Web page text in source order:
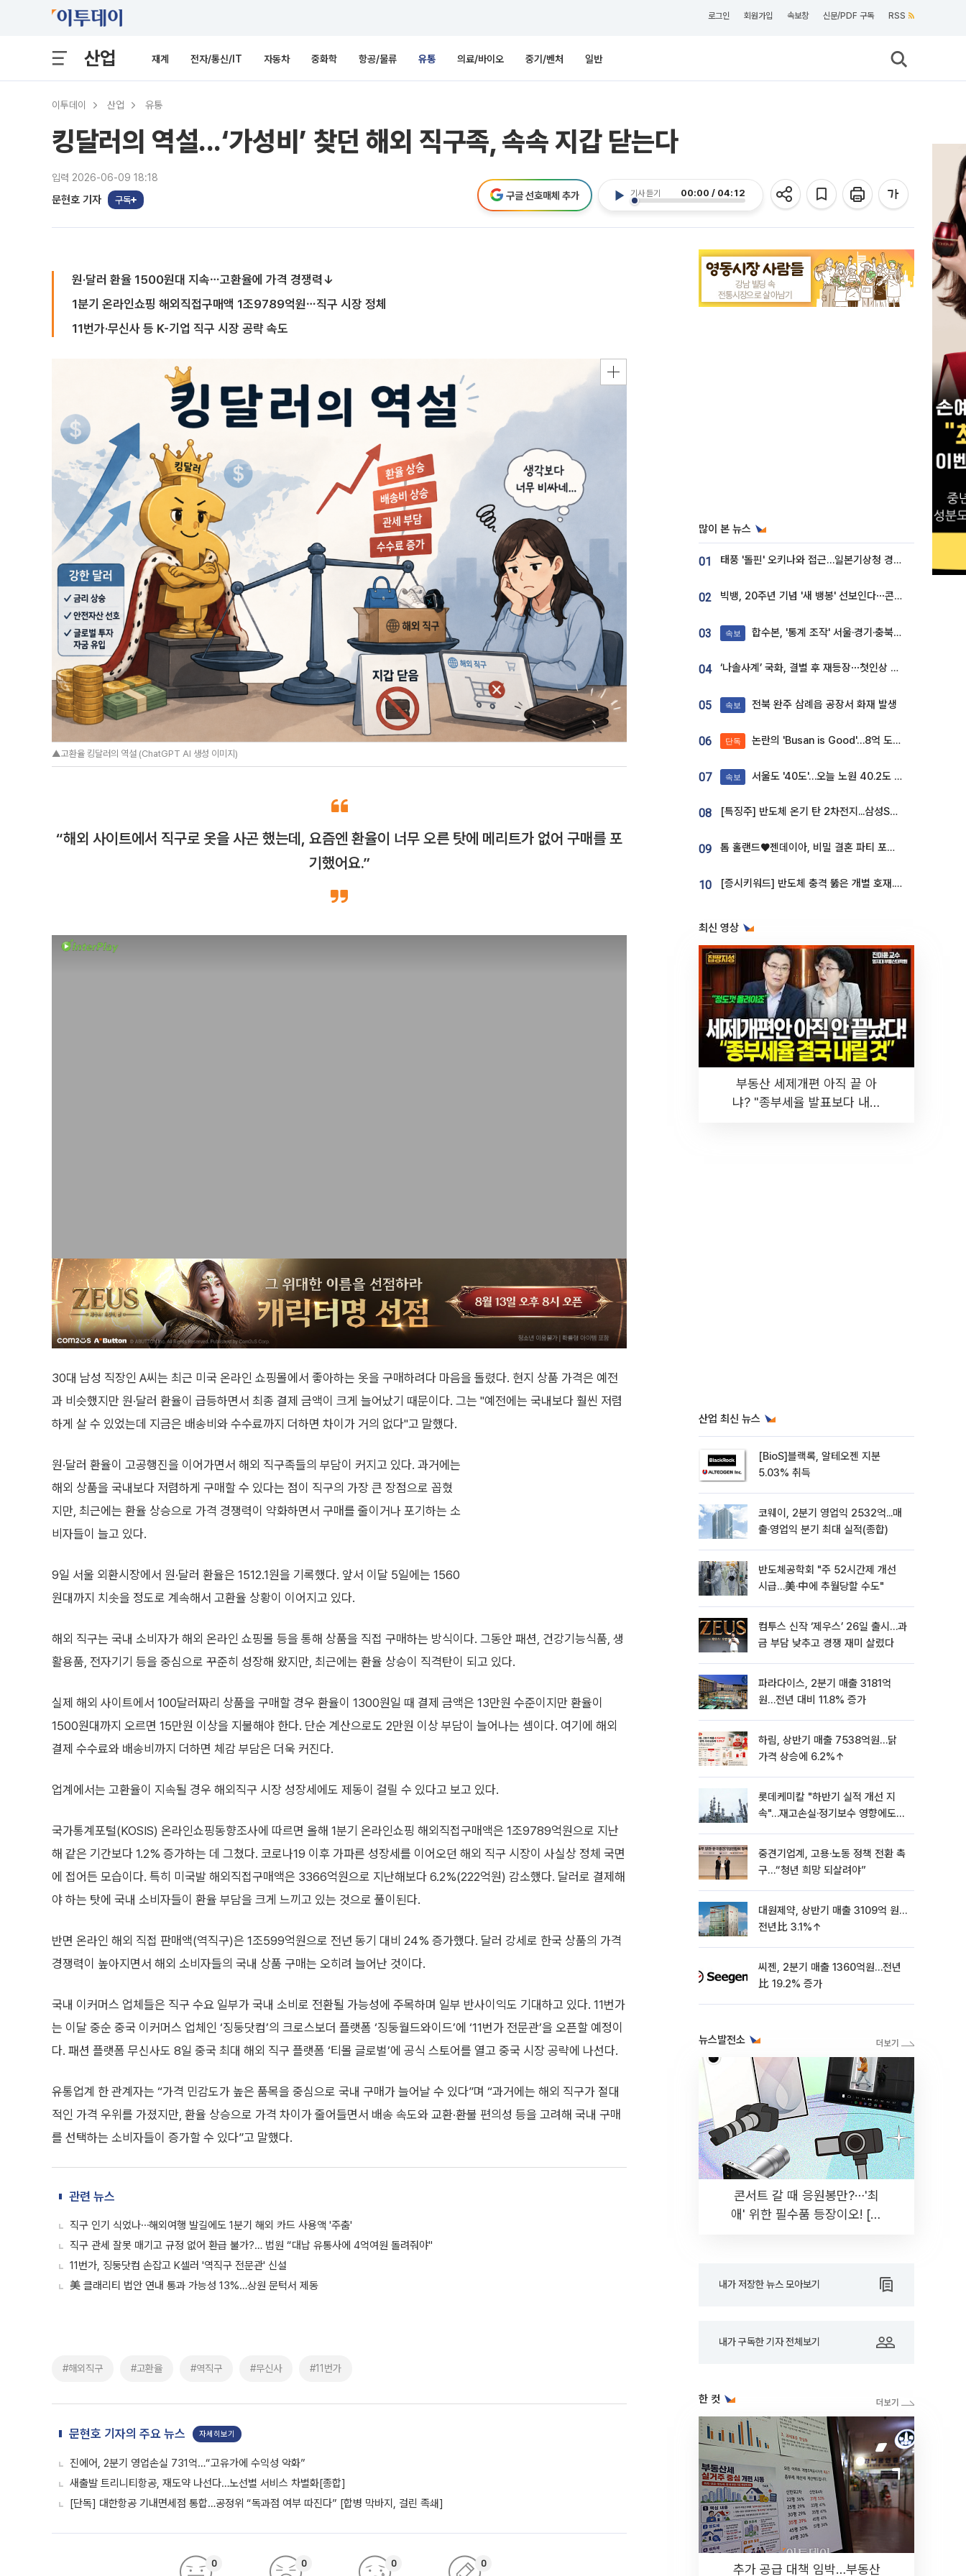
로그인 회원가입 속보창 신문/PDF 구독 RSS
산업 재계 전자/통신/IT 자동차 중화학 항공/물류 유통 의료/바이오 중기/벤처 일반
이투데이 산업 유통
킹달러의 역설...‘가성비’ 찾던 해외 직구족, 속속 지갑 닫는다
입력 2026-06-09 18:18
문현호 기자 구독
기사 듣기 00:00 / 04:12
구글 선호매체 추가
원·달러 환율 1500원대 지속⋯고환율에 가격 경쟁력↓
1분기 온라인쇼핑 해외직접구매액 1조9789억원⋯직구 시장 정체
11번가·무신사 등 K-기업 직구 시장 공략 속도
▲고환율 킹달러의 역설 (ChatGPT AI 생성 이미지)
“해외 사이트에서 직구로 옷을 사곤 했는데, 요즘엔 환율이 너무 오른 탓에 메리트가 없어 구매를 포
기했어요.”
30대 남성 직장인 A씨는 최근 미국 온라인 쇼핑몰에서 좋아하는 옷을 구매하려다 마음을 돌렸다. 현지 상품 가격은 예전
과 비슷했지만 원·달러 환율이 급등하면서 최종 결제 금액이 크게 늘어났기 때문이다. 그는 "예전에는 국내보다 훨씬 저렴
하게 살 수 있었는데 지금은 배송비와 수수료까지 더하면 차이가 거의 없다"고 말했다.
원·달러 환율이 고공행진을 이어가면서 해외 직구족들의 부담이 커지고 있다. 과거에는
해외 상품을 국내보다 저렴하게 구매할 수 있다는 점이 직구의 가장 큰 장점으로 꼽혔
지만, 최근에는 환율 상승으로 가격 경쟁력이 약화하면서 구매를 줄이거나 포기하는 소
비자들이 늘고 있다.
9일 서울 외환시장에서 원·달러 환율은 1512.1원을 기록했다. 앞서 이달 5일에는 1560
원대까지 치솟을 정도로 계속해서 고환율 상황이 이어지고 있다.
해외 직구는 국내 소비자가 해외 온라인 쇼핑몰 등을 통해 상품을 직접 구매하는 방식이다. 그동안 패션, 건강기능식품, 생
활용품, 전자기기 등을 중심으로 꾸준히 성장해 왔지만, 최근에는 환율 상승이 직격탄이 되고 있다.
실제 해외 사이트에서 100달러짜리 상품을 구매할 경우 환율이 1300원일 때 결제 금액은 13만원 수준이지만 환율이
1500원대까지 오르면 15만원 이상을 지불해야 한다. 단순 계산으로도 2만원 이상 부담이 늘어나는 셈이다. 여기에 해외
결제 수수료와 배송비까지 더하면 체감 부담은 더욱 커진다.
업계에서는 고환율이 지속될 경우 해외직구 시장 성장세에도 제동이 걸릴 수 있다고 보고 있다.
국가통계포털(KOSIS) 온라인쇼핑동향조사에 따르면 올해 1분기 온라인쇼핑 해외직접구매액은 1조9789억원으로 지난
해 같은 기간보다 1.2% 증가하는 데 그쳤다. 코로나19 이후 가파른 성장세를 이어오던 해외 직구 시장이 사실상 정체 국면
에 접어든 모습이다. 특히 미국발 해외직접구매액은 3366억원으로 지난해보다 6.2%(222억원) 감소했다. 달러로 결제해
야 하는 탓에 국내 소비자들이 환율 부담을 크게 느끼고 있는 것으로 풀이된다.
반면 온라인 해외 직접 판매액(역직구)은 1조599억원으로 전년 동기 대비 24% 증가했다. 달러 강세로 한국 상품의 가격
경쟁력이 높아지면서 해외 소비자들의 국내 상품 구매는 오히려 늘어난 것이다.
국내 이커머스 업체들은 직구 수요 일부가 국내 소비로 전환될 가능성에 주목하며 일부 반사이익도 기대하고 있다. 11번가
는 이달 중순 중국 이커머스 업체인 ‘징둥닷컴’의 크로스보더 플랫폼 ‘징둥월드와이드’에 ‘11번가 전문관’을 오픈할 예정이
다. 패션 플랫폼 무신사도 8일 중국 최대 해외 직구 플랫폼 ‘티몰 글로벌’에 공식 스토어를 열고 중국 시장 공략에 나선다.
유통업계 한 관계자는 “가격 민감도가 높은 품목을 중심으로 국내 구매가 늘어날 수 있다”며 “과거에는 해외 직구가 절대
적인 가격 우위를 가졌지만, 환율 상승으로 가격 차이가 줄어들면서 배송 속도와 교환·환불 편의성 등을 고려해 국내 구매
를 선택하는 소비자들이 증가할 수 있다”고 말했다.
관련 뉴스
직구 인기 식었나⋯해외여행 발길에도 1분기 해외 카드 사용액 '주춤'
직구 관세 잘못 매기고 규정 없어 환급 불가?… 법원 “대납 유통사에 4억여원 돌려줘야"
11번가, 징둥닷컴 손잡고 K셀러 '역직구 전문관' 신설
美 클래리티 법안 연내 통과 가능성 13%…상원 문턱서 제동
#해외직구 #고환율 #역직구 #무신사 #11번가
문현호 기자의 주요 뉴스 자세히보기
진에어, 2분기 영업손실 731억…“고유가에 수익성 악화”
새출발 트리니티항공, 재도약 나선다…노선별 서비스 차별화[종합]
[단독] 대한항공 기내면세점 통합…공정위 “독과점 여부 따진다” [합병 막바지, 걸린 족쇄]
0 0 0 0
많이 본 뉴스
01 태풍 '돌핀' 오키나와 접근…일본기상청 경로 업데이트
02 빅뱅, 20주년 기념 '새 뱅봉' 선보인다⋯콘서트 앞두고 팝업 개최
03 속보 합수본, '통계 조작' 서울·경기·충북 선관위 등 추가 압수수색
04 ‘나솔사계’ 국화, 결별 후 재등장⋯첫인상 투표 휩쓸고 ‘인기녀’ 등극
05 속보 전북 완주 삼례읍 공장서 화재 발생
06 단독 논란의 'Busan is Good'…8억 도시브랜드, 용산 대통령실 CI 업체가 수행
07 속보 서울도 '40도'…오늘 노원 40.2도 기록
08 [특징주] 반도체 온기 탄 2차전지...삼성SDI, 장 초반 7% 넘게 껑충
09 톰 홀랜드♥젠데이아, 비밀 결혼 파티 포착⋯호텔 대관비만 9억
10 [증시키워드] 반도체 충격 뚫은 개별 호재...포스코퓨처엠·에코프로·한화솔루션 '눈길'
최신 영상
부동산 세제개편 아직 끝 아
냐? "종부세율 발표보다 내릴
산업 최신 뉴스
[BioS]블랙록, 알테오젠 지분
5.03% 취득
코웨이, 2분기 영업익 2532억...매
출·영업익 분기 최대 실적(종합)
반도체공학회 "주 52시간제 개선
시급…美·中에 추월당할 수도"
컴투스 신작 ‘제우스’ 26일 출시…과
금 부담 낮추고 경쟁 재미 살렸다
파라다이스, 2분기 매출 3181억
원…전년 대비 11.8% 증가
하림, 상반기 매출 7538억원…닭
가격 상승에 6.2%↑
롯데케미칼 "하반기 실적 개선 지
속"…재고손실·정기보수 영향에도
중견기업계, 고용·노동 정책 전환 촉
구…“청년 희망 되살려야”
대원제약, 상반기 매출 3109억 원…
전년比 3.1%↑
씨젠, 2분기 매출 1360억원…전년
比 19.2% 증가
뉴스발전소
콘서트 갈 때 응원봉만?⋯'최
애' 위한 필수품 등장이오! [솔
내가 저장한 뉴스 모아보기
내가 구독한 기자 전체보기
한 컷
추가 공급 대책 임박…부동산